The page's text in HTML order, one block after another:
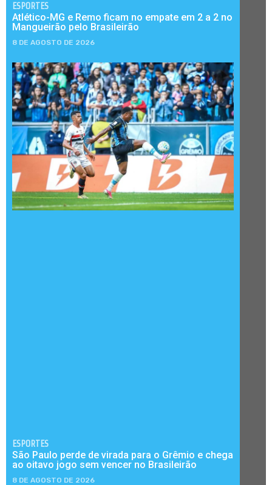
ESPORTES
Atlético-MG e Remo ficam no empate em 2 a 2 no
Mangueirão pelo Brasileirão
8 DE AGOSTO DE 2026
ESPORTES
São Paulo perde de virada para o Grêmio e chega
ao oitavo jogo sem vencer no Brasileirão
8 DE AGOSTO DE 2026